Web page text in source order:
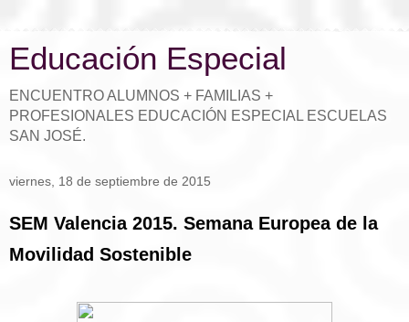
Educación Especial
ENCUENTRO ALUMNOS + FAMILIAS +
PROFESIONALES EDUCACIÓN ESPECIAL ESCUELAS
SAN JOSÉ.
viernes, 18 de septiembre de 2015
SEM Valencia 2015. Semana Europea de la
Movilidad Sostenible